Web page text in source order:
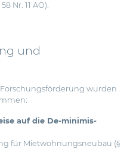
Nr. 11 AO).
und
wurden
auf die De-minimis-
für Mietwohnungsneubau (§